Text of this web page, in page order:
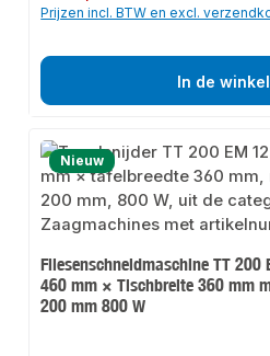
Prijzen incl. BTW en excl.
In de
Nieuw
Fliesenschneidmaschine TT 200
460 mm × Tischbreite 360 mm
200 mm 800 W